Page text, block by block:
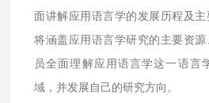
面讲解应用语言学的发展历程及
将涵盖应用语言学研究的主要资
员全面理解应用语言学这一语言
域，并发展自己的研究方向。